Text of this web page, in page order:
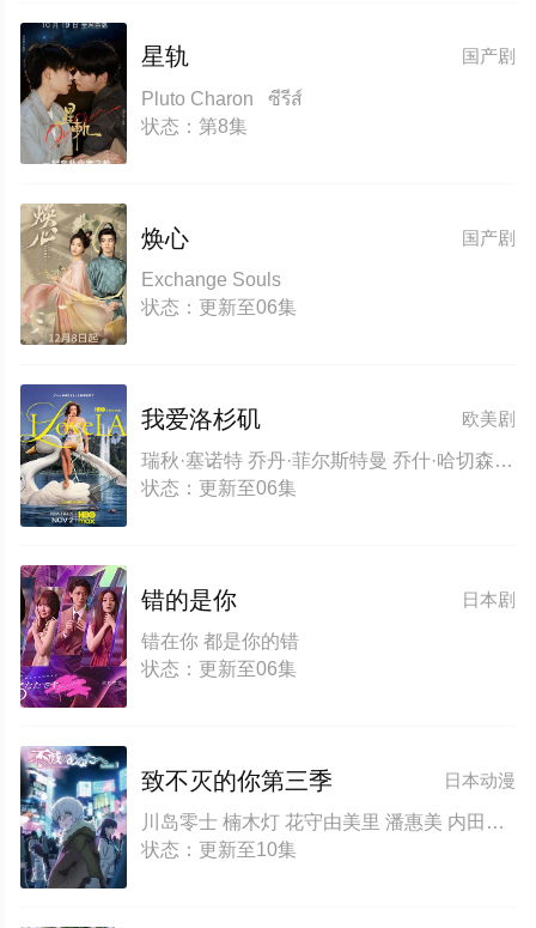
国产剧
星轨
Pluto Charon ซีรีส์
状态：第8集
国产剧
焕心
Exchange Souls
状态：更新至06集
欧美剧
我爱洛杉矶
瑞秋·塞诺特 乔丹·菲尔斯特曼 乔什·哈切森 敖德萨·阿德隆 特鲁·惠特克 莉顿·梅斯特 摩西·英格拉姆 劳伦·霍尔特 伊利亚·伍德 奎恩·布莱克威尔 乔什·布雷纳 蒂姆·巴尔茨 弗洛伊·格特瑞兹 科林·伍德尔 克里斯·西尔科克 迈尔斯·罗宾斯 凯文·塞兹摩尔 艾米莉·特里梅因 萨迪·西罗蒂 惠特尼·赖斯 莉兹·贝努瓦 米西·克莱尔·法尔科内 乔治·托德·麦克拉克伦
状态：更新至06集
日本剧
错的是你
错在你 都是你的错
状态：更新至06集
日本动漫
致不灭的你第三季
川岛零士 楠木灯 花守由美里 潘惠美 内田彩 落合福嗣 泽城千春 古贺葵 樫井笙人 子安武人 引坂理绘 八代拓 稻川英里 广桥凉 加濑康之 石川界人 宫下荣治 津田健次郎
状态：更新至10集